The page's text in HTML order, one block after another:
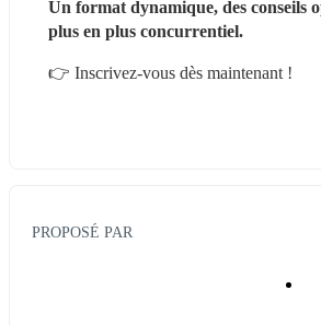
Un format dynamique, des
plus en plus concurrentiel.
👉 Inscrivez-vous dès maintenant !
PROPOSÉ PAR